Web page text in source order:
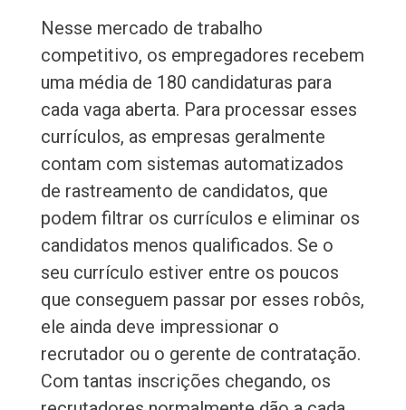
Nesse mercado de trabalho
competitivo, os empregadores recebem
uma média de 180 candidaturas para
cada vaga aberta. Para processar esses
currículos, as empresas geralmente
contam com sistemas automatizados
de rastreamento de candidatos, que
podem filtrar os currículos e eliminar os
candidatos menos qualificados. Se o
seu currículo estiver entre os poucos
que conseguem passar por esses robôs,
ele ainda deve impressionar o
recrutador ou o gerente de contratação.
Com tantas inscrições chegando, os